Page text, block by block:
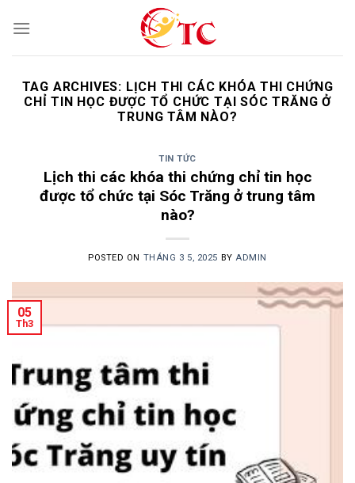
TAG ARCHIVES: LỊCH THI CÁC KHÓA THI CHỨNG
CHỈ TIN HỌC ĐƯỢC TỔ CHỨC TẠI SÓC TRĂNG Ở
TRUNG TÂM NÀO?
TIN TỨC
Lịch thi các khóa thi chứng chỉ tin học
được tổ chức tại Sóc Trăng ở trung tâm
nào?
POSTED ON THÁNG 3 5, 2025 BY ADMIN
05
Th3